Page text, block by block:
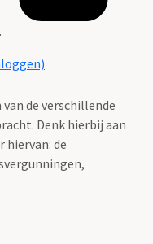
de verschillende
Denk hierbij aan
hiervan: de